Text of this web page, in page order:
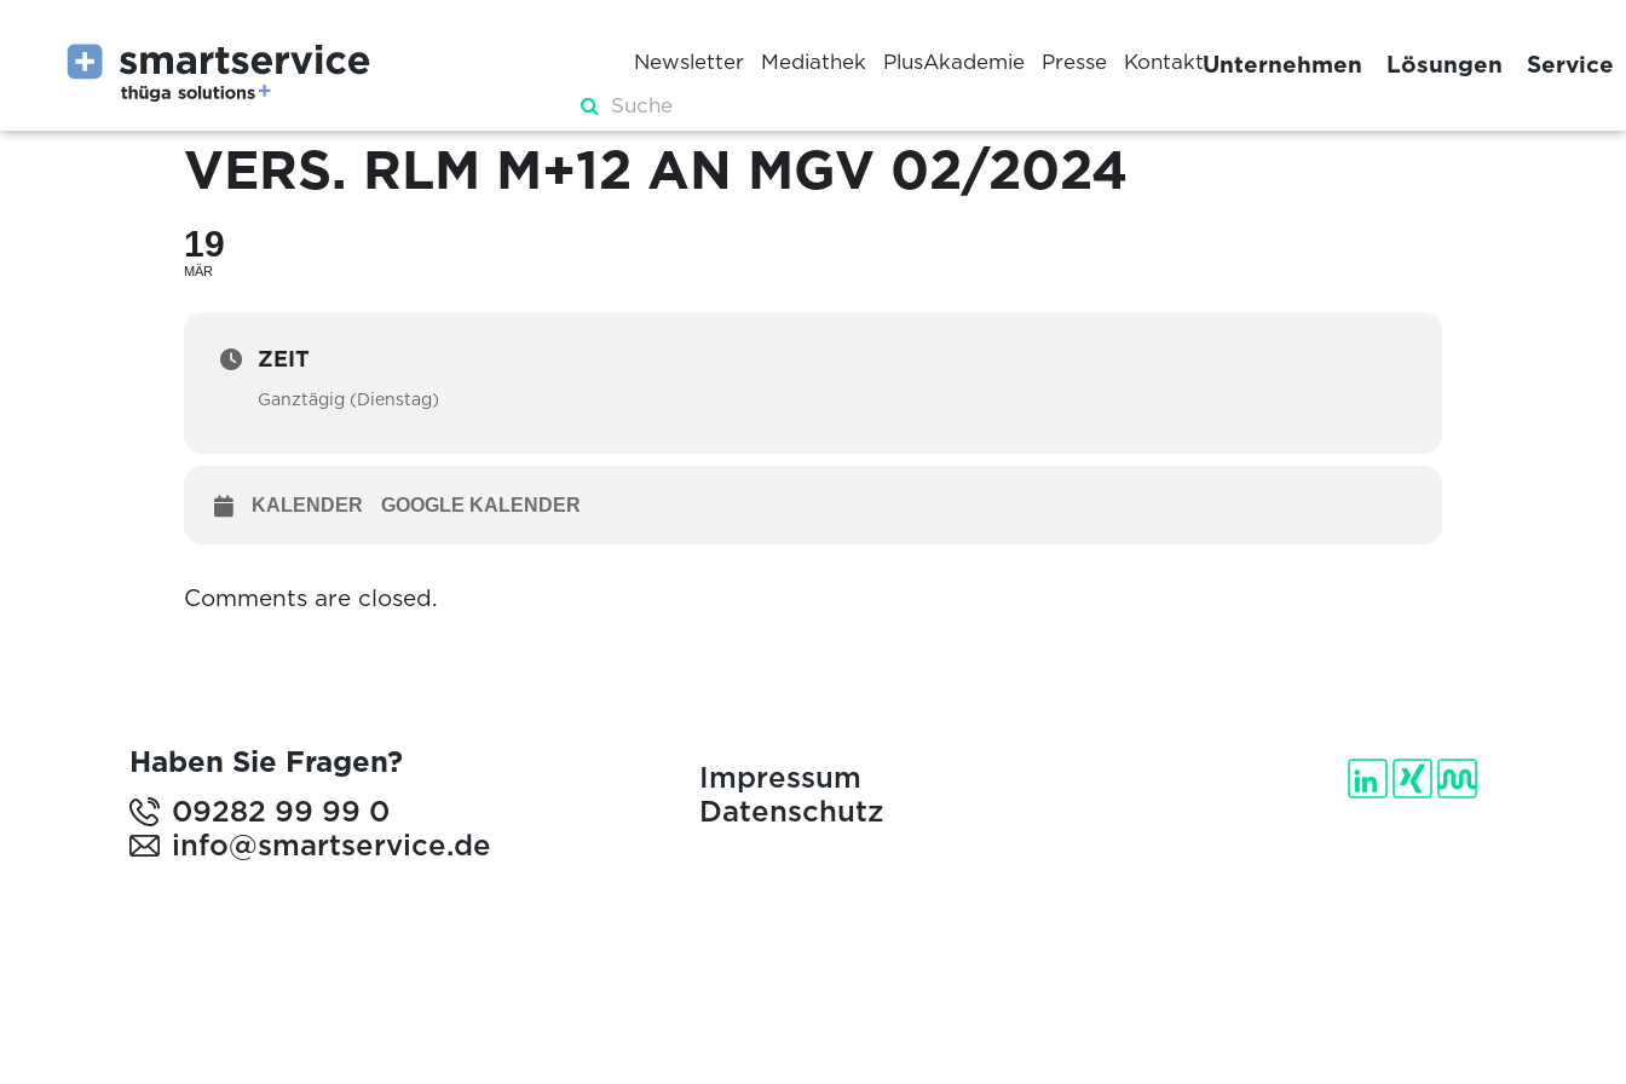
Newsletter Mediathek PlusAkademie Presse KontaktUnternehmen Lösungen Service
VERS. RLM M+12 AN MGV 02/2024
19
MÄR
ZEIT
Ganztägig (Dienstag)
KALENDER GOOGLE KALENDER
Comments are closed.
Haben Sie Fragen?
09282 99 99 0
info@smartservice.de
Impressum
Datenschutz